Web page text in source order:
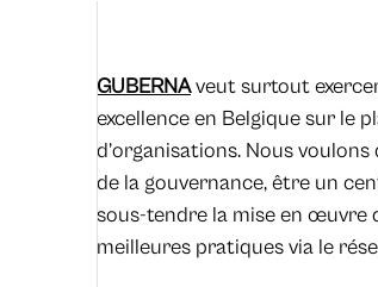
GUBERNAveut surtout
excellence en Belgique sur le
d’organisations. Nous
de la gouvernance, être un
sous-tendre la mise en œuvre
meilleures pratiques via le